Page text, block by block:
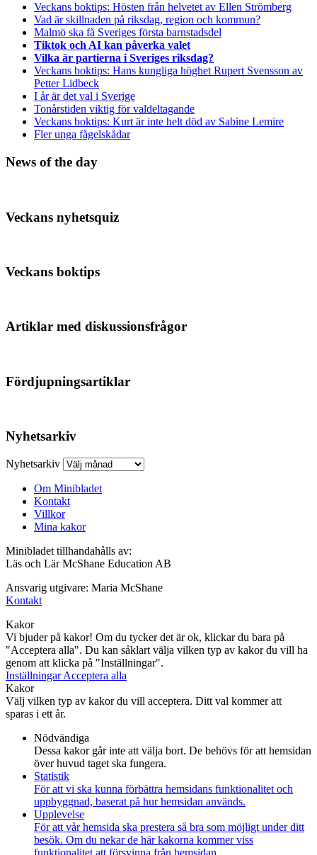
Veckans boktips: Hösten från helvetet av Ellen Strömberg
Vad är skillnaden på riksdag, region och kommun?
Malmö ska få Sveriges första barnstadsdel
Tiktok och AI kan påverka valet
Vilka är partierna i Sveriges riksdag?
Veckans boktips: Hans kungliga höghet Rupert Svensson av
Petter Lidbeck
I år är det val i Sverige
Tonårstiden viktig för valdeltagande
Veckans boktips: Kurt är inte helt död av Sabine Lemire
Fler unga fågelskådar
News of the day
Veckans nyhetsquiz
Veckans boktips
Artiklar med diskussionsfrågor
Fördjupningsartiklar
Nyhetsarkiv
Nyhetsarkiv
Om Minibladet
Kontakt
Villkor
Mina kakor
Minibladet tillhandahålls av:
Läs och Lär McShane Education AB
Ansvarig utgivare: Maria McShane
Kontakt
Kakor
Vi bjuder på kakor! Om du tycker det är ok, klickar du bara på
"Acceptera alla". Du kan såklart välja vilken typ av kakor du vill ha
genom att klicka på "Inställningar".
InställningarAcceptera alla
Kakor
Välj vilken typ av kakor du vill acceptera. Ditt val kommer att
sparas i ett år.
Nödvändiga
Dessa kakor går inte att välja bort. De behövs för att hemsidan
över huvud taget ska fungera.
Statistik
För att vi ska kunna förbättra hemsidans funktionalitet och
uppbyggnad, baserat på hur hemsidan används.
Upplevelse
För att vår hemsida ska prestera så bra som möjligt under ditt
besök. Om du nekar de här kakorna kommer viss
funktionalitet att försvinna från hemsidan.